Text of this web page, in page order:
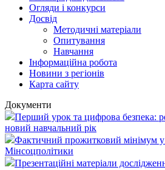
Огляди і конкурси
Досвід
Методичні матеріали
Опитування
Навчання
Інформаційна робота
Новини з регіонів
Карта сайту
Документи
Перший урок та цифрова безпека:
новий навчальний рік
Фактичний прожитковий мінімум у
Мінсоцполітики
Презентаційні матеріали